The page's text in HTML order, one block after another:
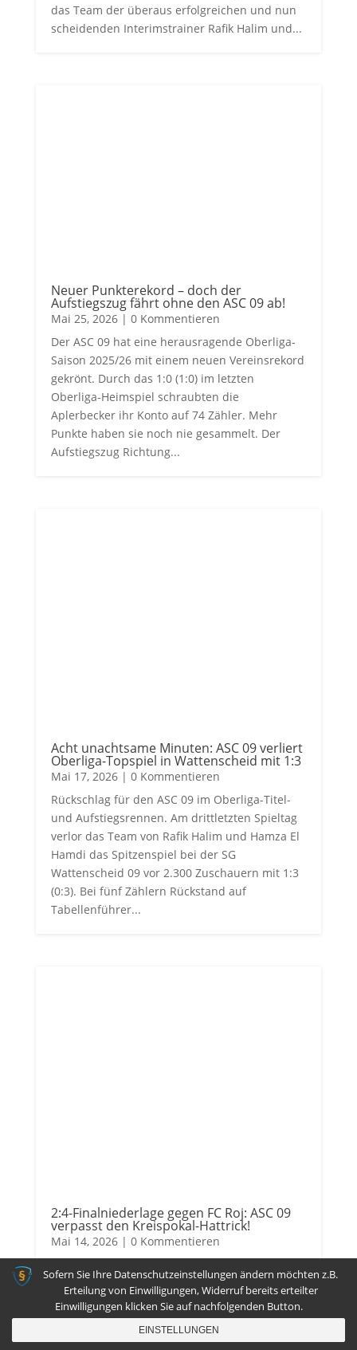
das Team der überaus erfolgreichen und nun
scheidenden Interimstrainer Rafik Halim und...
Neuer Punkterekord – doch der
Aufstiegszug fährt ohne den ASC 09 ab!
Mai 25, 2026| 0 Kommentieren
Der ASC 09 hat eine herausragende Oberliga-
Saison 2025/26 mit einem neuen Vereinsrekord
gekrönt. Durch das 1:0 (1:0) im letzten
Oberliga-Heimspiel schraubten die
Aplerbecker ihr Konto auf 74 Zähler. Mehr
Punkte haben sie noch nie gesammelt. Der
Aufstiegszug Richtung...
Acht unachtsame Minuten: ASC 09 verliert
Oberliga-Topspiel in Wattenscheid mit 1:3
Mai 17, 2026| 0 Kommentieren
Rückschlag für den ASC 09 im Oberliga-Titel-
und Aufstiegsrennen. Am drittletzten Spieltag
verlor das Team von Rafik Halim und Hamza El
Hamdi das Spitzenspiel bei der SG
Wattenscheid 09 vor 2.300 Zuschauern mit 1:3
(0:3). Bei fünf Zählern Rückstand auf
Tabellenführer...
2:4-Finalniederlage gegen FC Roj: ASC 09
verpasst den Kreispokal-Hattrick!
Mai 14, 2026| 0 Kommentieren
den ASC 09 - der vierte Kreispokalsieg seit 2022
und der dritte in Folge aber wurde es nicht.
Gegen den künftigen Westfalenligisten FC Roj
mussten sich die Aplerbecker an Christi
Sofern Sie Ihre Datenschutzeinstellungen ändern möchten z.B.
Erteilung von Einwilligungen, Widerruf bereits erteilter
Einwilligungen klicken Sie auf nachfolgenden Button.
EINSTELLUNGEN